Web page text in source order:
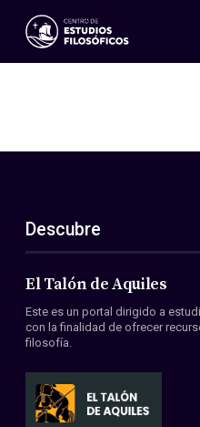
Eventos
ES
EN
Acerca de nosotros
Miembros
Convenios
Descubre
El Talón de Aquiles
Este es un portal dirigido a
con la finalidad de ofrecer
filosofía.